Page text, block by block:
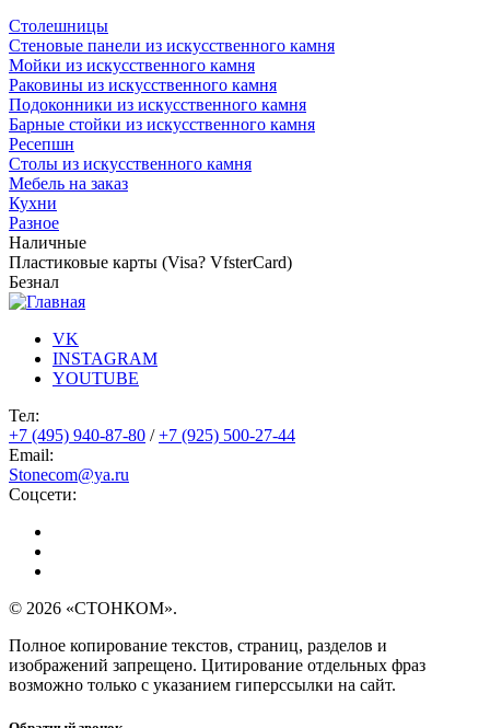
Столешницы
Стеновые панели из искусственного камня
Мойки из искусственного камня
Раковины из искусственного камня
Подоконники из искусственного камня
Барные стойки из искусственного камня
Ресепшн
Cтолы из искусственного камня
Мебель на заказ
Кухни
Разное
Наличные
Пластиковые карты (Visa? VfsterCard)
Безнал
VK
INSTAGRAM
YOUTUBE
Тел:
+7 (495) 940-87-80 /+7 (925) 500-27-44
Email:
Stonecom@ya.ru
Соцсети:
© 2026 «СТОНКОМ».
Полное копирование текстов, страниц, разделов и
изображений запрещено. Цитирование отдельных фраз
возможно только с указанием гиперссылки на сайт.